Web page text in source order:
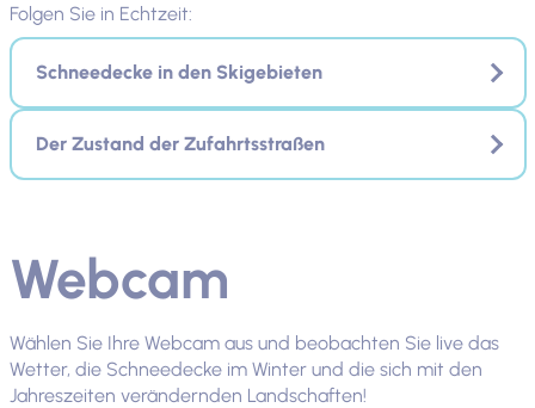
Folgen Sie in Echtzeit:
Schneedecke in den Skigebieten
Der Zustand der Zufahrtsstraßen
Webcam
Wählen Sie Ihre Webcam aus und beobachten Sie live das
Wetter, die Schneedecke im Winter und die sich mit den
Jahreszeiten verändernden Landschaften!